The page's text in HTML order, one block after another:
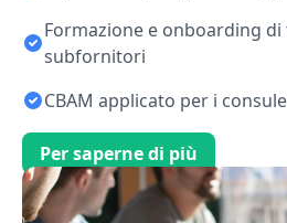
Formazione e onboarding
subfornitori
CBAM applicato per i
Per saperne di più